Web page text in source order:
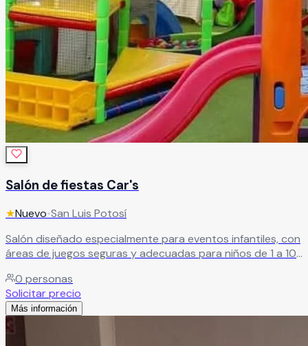
Salón de fiestas Car's
★Nuevo•San Luis Potosí
Salón diseñado especialmente para eventos infantiles, con
áreas de juegos seguras y adecuadas para niños de 1 a 10
comuniones, reuniones familiares, graduaciones y baby
showers.Leer más
0 personas
Solicitar precio
Más información